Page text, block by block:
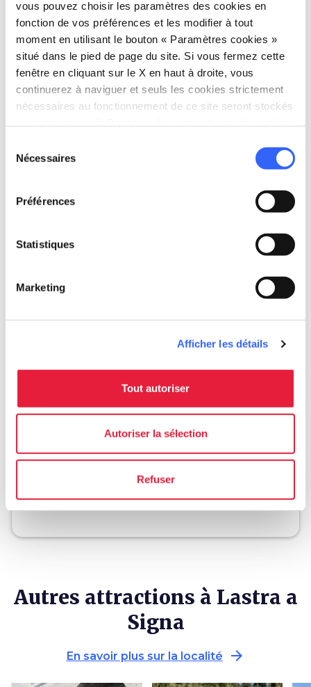
vous pouvez choisir les paramètres des cookies en
fonction de vos préférences et les modifier à tout
moment en utilisant le bouton « Paramètres cookies »
situé dans le pied de page du site. Si vous fermez cette
fenêtre en cliquant sur le X en haut à droite, vous
continuerez à naviguer et seuls les cookies strictement
nécessaires au fonctionnement de ce site seront stockés
Nécessaires
Préférences
Statistiques
Marketing
Afficher les détails
Tout autoriser
Autoriser la sélection
Refuser
home Où
Via Leon Battista Alberti, 37, 50055 Lastra
Où dormir ? (en anglais)
celebration Expériences chevron_right
Autres attractions à Lastra a
Signa
En savoir plus sur la localité arrow_forward